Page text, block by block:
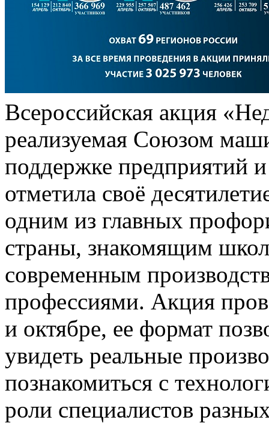
Всероссийская акция
реализуемая Союзом
поддержке предприятий
отметила своё
одним из главных
страны, знакомящим
современным
профессиями. Акция
и октябре, ее формат
увидеть реальные
познакомиться с
роли специалистов